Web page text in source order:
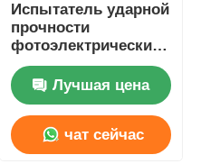
Испытатель ударной
прочности
фотоэлектрических
модулей UP-3009 с
мешком с дробью,
соответствующий
IEC61730-2 и с
настраиваемой
зоной удара
Лучшая цена
чат сейчас